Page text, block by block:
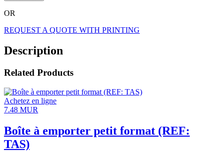
OR
REQUEST A QUOTE WITH PRINTING
Description
Related Products
Achetez en ligne
7.48 MUR
Boîte à emporter petit format (REF:
TAS)